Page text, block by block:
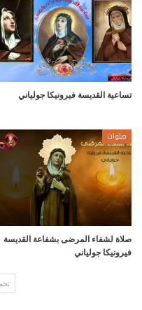
تساعية القديسة فيرونيكا جولياني
صلوات
صلاة لشفاء المرضى بشفاعة القديسة
فيرونيكا جولياني